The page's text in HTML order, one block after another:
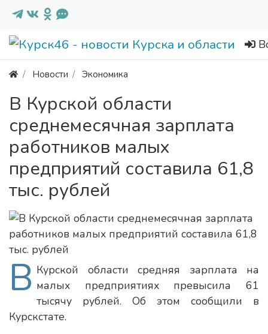
Новости Экономика
В Курской области
среднемесячная зарплата
работников малых
предприятий составила 61,8
тыс. рублей
В Курской области средняя зарплата на
малых предприятиях превысила 61
тысячу рублей. Об этом сообщили в
Курскстате.